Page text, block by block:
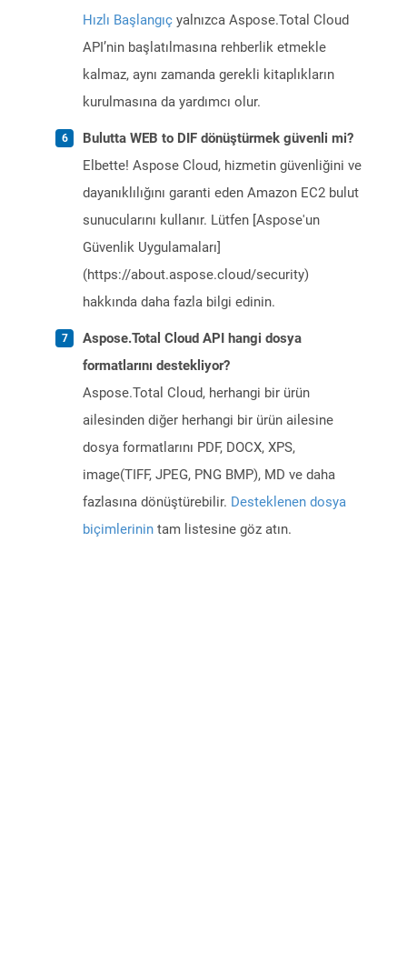
Hızlı Başlangıç yalnızca Aspose.Total Cloud
API’nin başlatılmasına rehberlik etmekle
kalmaz, aynı zamanda gerekli kitaplıkların
kurulmasına da yardımcı olur.
Bulutta WEB to DIF dönüştürmek güvenli mi?
Elbette! Aspose Cloud, hizmetin güvenliğini ve
dayanıklılığını garanti eden Amazon EC2 bulut
sunucularını kullanır. Lütfen [Aspose'un
Güvenlik Uygulamaları]
(https://about.aspose.cloud/security)
hakkında daha fazla bilgi edinin.
Aspose.Total Cloud API hangi dosya
formatlarını destekliyor?
Aspose.Total Cloud, herhangi bir ürün
ailesinden diğer herhangi bir ürün ailesine
dosya formatlarını PDF, DOCX, XPS,
image(TIFF, JPEG, PNG BMP), MD ve daha
fazlasına dönüştürebilir. Desteklenen dosya
biçimlerinin tam listesine göz atın.